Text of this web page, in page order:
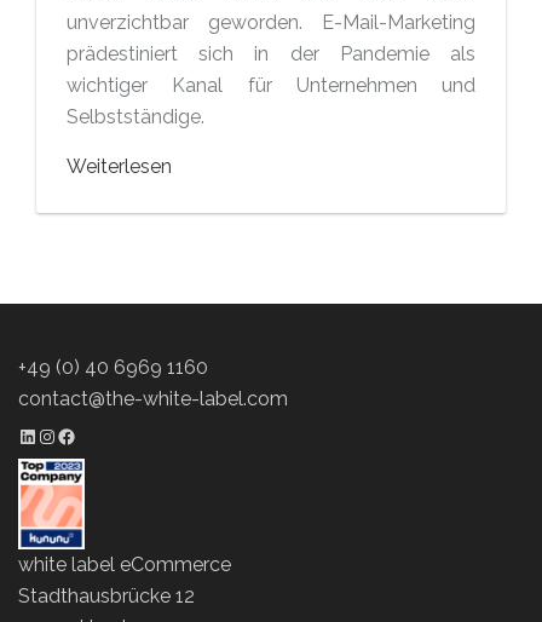
unverzichtbar geworden. E-Mail-Marketing
prädestiniert sich in der Pandemie als
wichtiger Kanal für Unternehmen und
Selbstständige.
Weiterlesen
+49 (0) 40 6969 1160
contact@the-white-label.com
LinkedIn Profil
Instagram Profil
Facebook Profil
white label eCommerce
Stadthausbrücke 12